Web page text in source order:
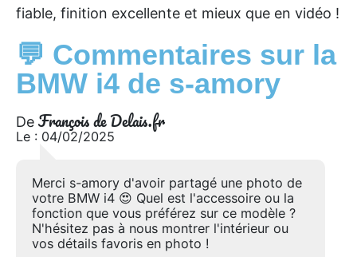
fiable, finition excellente et mieux que en vidéo !
💬 Commentaires sur la
BMW i4 de s-amory
De François de Delais.fr
Le : 04/02/2025
Merci s-amory d'avoir partagé une photo de
votre BMW i4 😍 Quel est l'accessoire ou la
fonction que vous préférez sur ce modèle ?
N'hésitez pas à nous montrer l'intérieur ou
vos détails favoris en photo !